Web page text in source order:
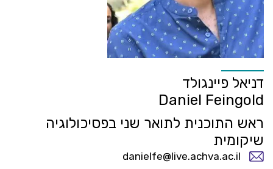
דניאל פיינגולד
Daniel Feingold
ראש התוכנית לתואר שני בפסיכולוגיה
שיקומית
danielfe@live.achva.ac.il